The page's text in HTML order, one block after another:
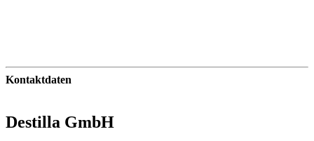
Kontaktdaten
Destilla GmbH